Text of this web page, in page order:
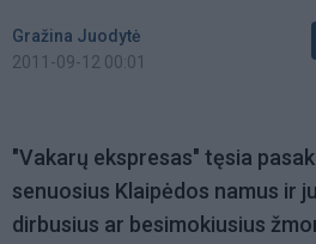
Gražina Juodytė
2011-09-12 00:01
"Vakarų ekspresas" tęsia
senuosius Klaipėdos namus ir
dirbusius ar besimokiusius